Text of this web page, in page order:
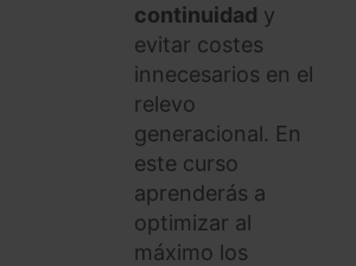
continuidad y
evitar costes
innecesarios en el
relevo
generacional. En
este curso
aprenderás a
optimizar al
máximo los